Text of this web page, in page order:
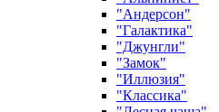
"Андерсон"
"Галактика"
"Джунгли"
"Замок"
"Иллюзия"
"Классика"